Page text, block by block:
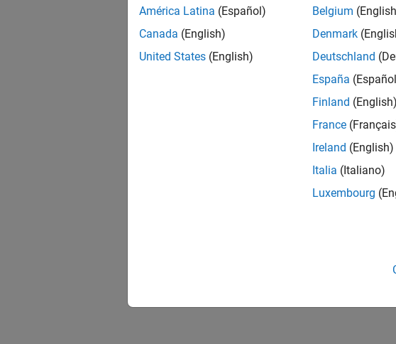
América Latina (Español)
Canada (English)
United States (English)
Belgium
Denmark
Deutschland
España
Finland (English)
France
Ireland (English)
Italia (Italiano)
Luxembourg